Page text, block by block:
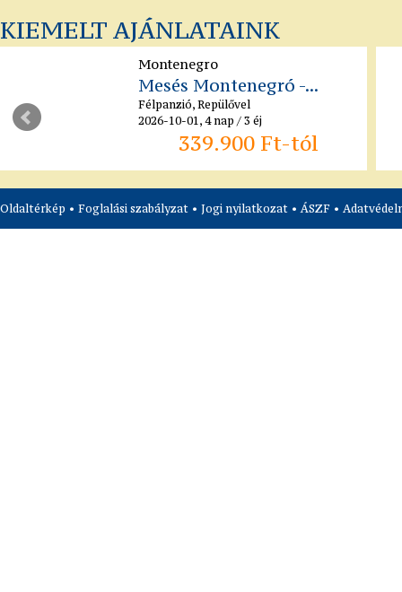
KIEMELT AJÁNLATAINK
Montenegro
Mesés Montenegró -...
Félpanzió, Repülővel
2026-10-01, 4 nap / 3 éj
339.900 Ft-tól
Oldaltérkép • Foglalási szabályzat • Jogi nyilatkozat • ÁSZF •